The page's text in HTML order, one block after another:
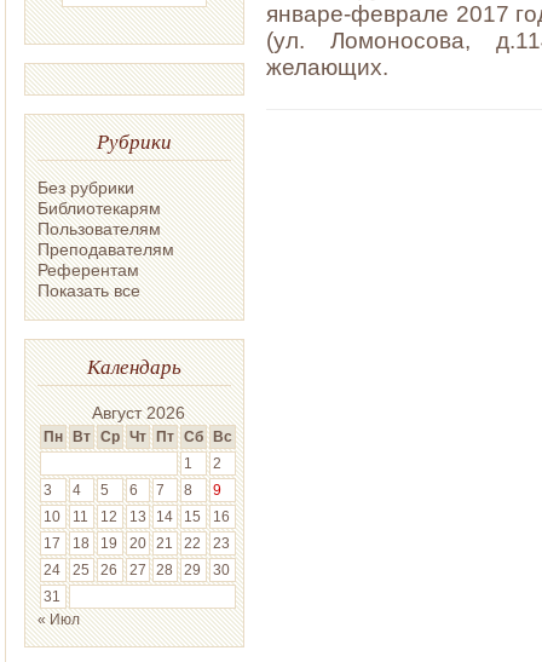
Рубрики
Без рубрики
Библиотекарям
Пользователям
Преподавателям
Референтам
Показать все
Календарь
Август 2026
Пн Вт Ср Чт Пт Сб Вс
1
2
3
4 5 6 7 8
9
10
11 12 13 14 15
16
17
18 19 20 21 22
23
24
25 26 27 28 29
30
31
« Июл
январе-феврале 2017
(ул. Ломоносова,
желающих.